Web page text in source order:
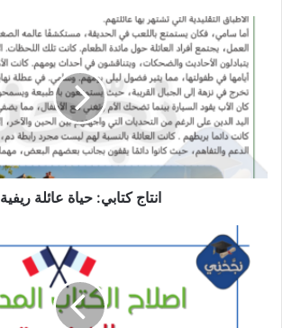
انتاج
كتابي:
حياة
عائلة
ريفية
انتاج كتابي: حياة عائلة ريفية
الكتاب
المدرسي